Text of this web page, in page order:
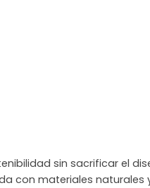
sin sacrificar el
con materiales naturales